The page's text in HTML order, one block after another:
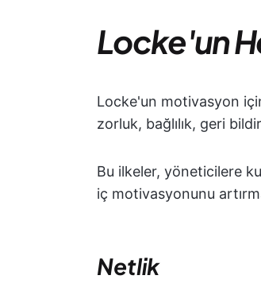
Locke'un
Locke'un motivasyon
zorluk, bağlılık, geri
Bu ilkeler, yöneticilere
iç motivasyonunu
Netlik